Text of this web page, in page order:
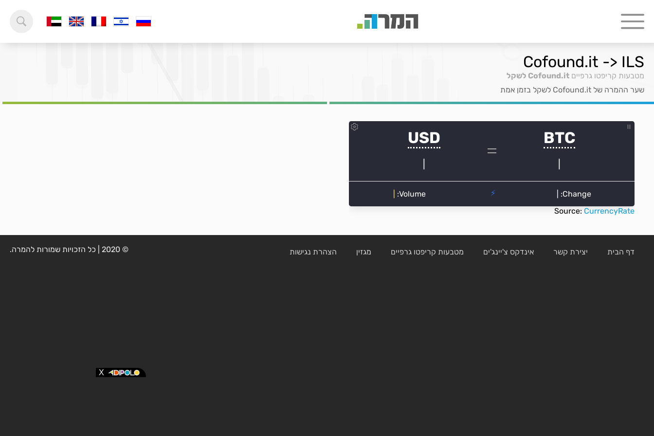
Cofound.it -> ILS
מטבעות קריפטו גרפיים Cofound.it לשקל
שער ההמרה של Cofound.it לשקל בזמן אמת
Source: CurrencyRate
דף הבית יצירת קשר אינדקס צ'יינג'ים מטבעות קריפטו גרפיים מגזין הצהרת נגישות © 2020 | כל הזכויות שמורות להמרה.